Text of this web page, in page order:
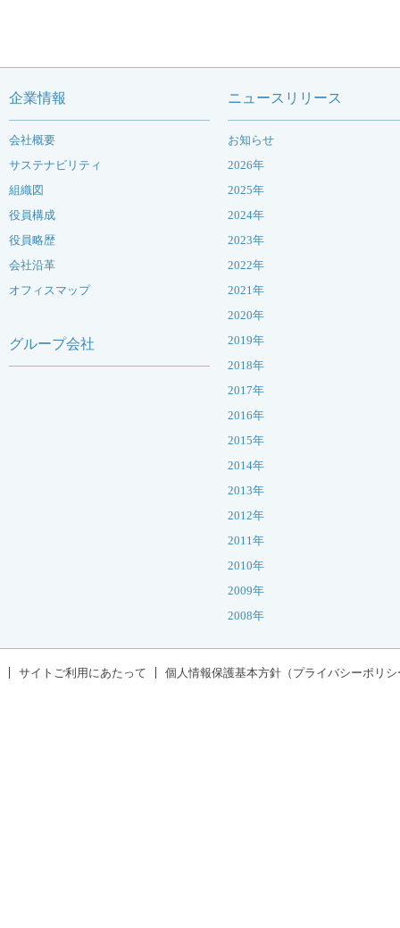
企業情報
会社概要
サステナビリティ
組織図
役員構成
役員略歴
会社沿革
オフィスマップ
グループ会社
ニュースリリース
お知らせ
2026年
2025年
2024年
2023年
2022年
2021年
2020年
2019年
2018年
2017年
2016年
2015年
2014年
2013年
2012年
2011年
2010年
2009年
2008年
サイトご利用にあたって 個人情報保護基本方針（プライバシーポリシ